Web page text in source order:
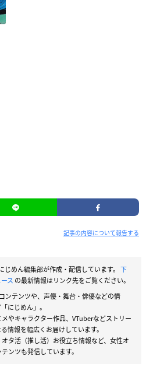
記事の内容について報告する
じめん編集部が作成・配信しています。 下
ス の最新情報はリンク先をご覧ください。
ンテンツや、声優・舞台・俳優などの情
にじめん」。
やキャラクター作品、VTuberなどストリー
情報を幅広くお届けしています。
タ活（推し活）お役立ち情報など、女性オ
ンツも発信しています。